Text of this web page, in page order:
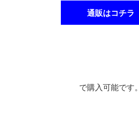
通販はコチラ
で購入可能です。